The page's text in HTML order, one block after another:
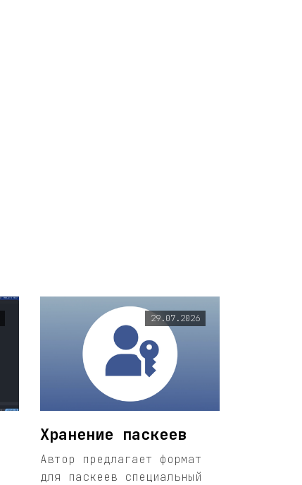
29.07.2026
Хранение паскеев
Автор предлагает формат
для паскеев специальный